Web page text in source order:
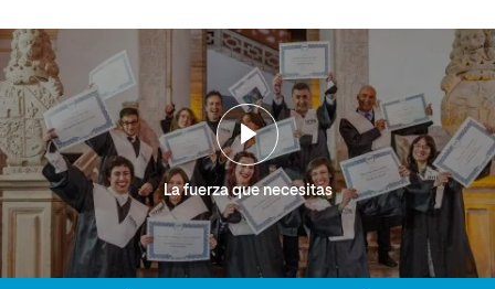
La fuerza que necesitas